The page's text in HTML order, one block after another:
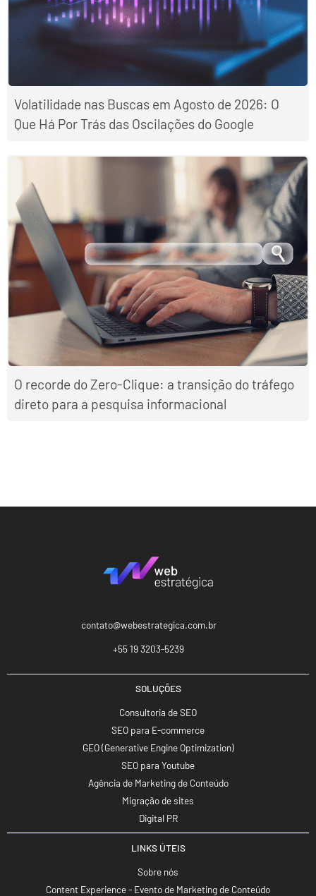
Volatilidade nas Buscas em Agosto de 2026: O
Que Há Por Trás das Oscilações do Google
O recorde do Zero-Clique: a transição do tráfego
direto para a pesquisa informacional
contato@webestrategica.com.br
+55 19 3203-5239
SOLUÇÕES
Consultoria de SEO
SEO para E-commerce
GEO (Generative Engine Optimization)
SEO para Youtube
Agência de Marketing de Conteúdo
Migração de sites
Digital PR
LINKS ÚTEIS
Sobre nós
Content Experience - Evento de Marketing de Conteúdo